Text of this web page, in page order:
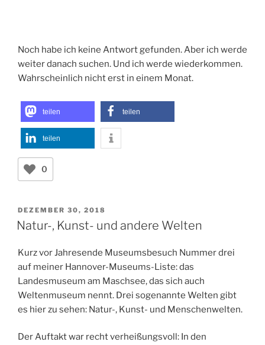
Noch habe ich keine Antwort gefunden. Aber ich werde
weiter danach suchen. Und ich werde wiederkommen.
Wahrscheinlich nicht erst in einem Monat.
teilen teilen
teilen
0
VERÖFFENTLICHT
AM
DEZEMBER 30, 2018
Natur-, Kunst- und andere Welten
Kurz vor Jahresende Museumsbesuch Nummer drei
auf meiner Hannover-Museums-Liste: das
Landesmuseum am Maschsee, das sich auch
Weltenmuseum nennt. Drei sogenannte Welten gibt
es hier zu sehen: Natur-, Kunst- und Menschenwelten.
Der Auftakt war recht verheißungsvoll: In den